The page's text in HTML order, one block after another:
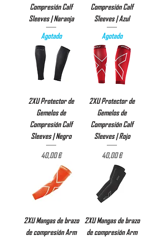
Compresión Calf
Sleeves | Naranja
Agotado
Compresión Calf
Sleeves | Azul
Agotado
2XU Protector de
Gemelos de
Compresión Calf
Sleeves | Negro
Precio
40,00 €
2XU Protector de
Gemelos de
Compresión Calf
Sleeves | Rojo
Precio
40,00 €
2XU Mangas de brazo
de compresión Arm
2XU Mangas de brazo
de compresión Arm